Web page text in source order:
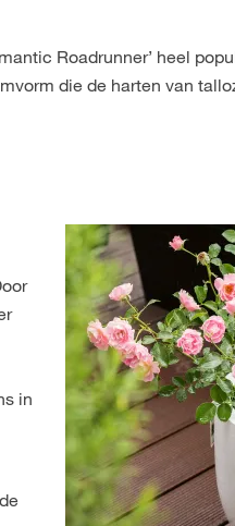
Roadrunner’ heel
die de harten van
in